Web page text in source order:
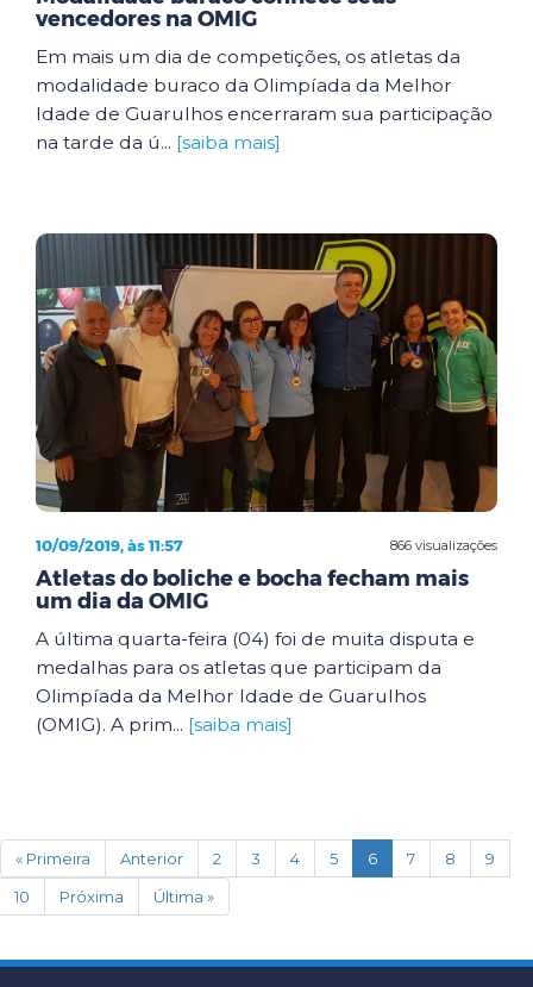
vencedores na OMIG
Em mais um dia de competições, os atletas da
modalidade buraco da Olimpíada da Melhor
Idade de Guarulhos encerraram sua participação
na tarde da ú... [saiba mais]
866 visualizações
10/09/2019, às 11:57
Atletas do boliche e bocha fecham mais
um dia da OMIG
A última quarta-feira (04) foi de muita disputa e
medalhas para os atletas que participam da
Olimpíada da Melhor Idade de Guarulhos
(OMIG). A prim... [saiba mais]
« Primeira Anterior 2 3 4 5 6(current)
7 8
9
10
Próxima Última »